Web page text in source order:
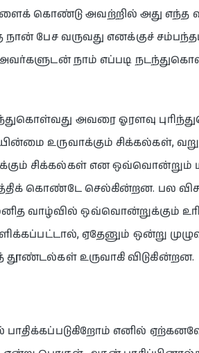
கொண்டு அவற்றில் அது எந்த
நான் பேச வருவது எனக்குச்
நாம் எப்படி
அவரை ஓரளவு
உருவாக்கும் சிக்கல்கள்,
சிக்கல்கள் என ஒவ்வொன்றும்
கொண்டே செல்கின்றன. பல
வாழ்வில் ஒவ்வொன்றுக்கும்
ஏதேனும் ஒன்று
உருவாகி விடுகின்றன.
எனில்